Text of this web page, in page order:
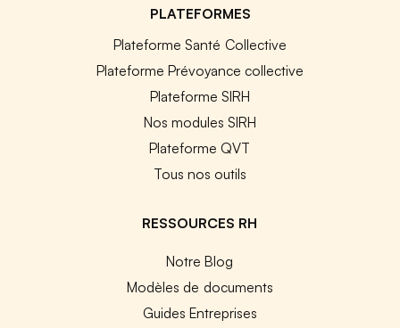
PLATEFORMES
Plateforme Santé Collective
Plateforme Prévoyance collective
Plateforme SIRH
Nos modules SIRH
Plateforme QVT
Tous nos outils
RESSOURCES RH
Notre Blog
Modèles de documents
Guides Entreprises